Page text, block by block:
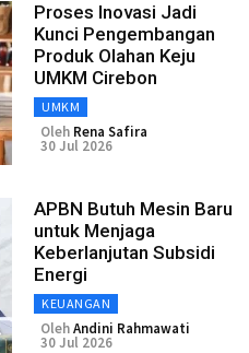
Proses Inovasi Jadi
Kunci Pengembangan
Produk Olahan Keju
UMKM Cirebon
UMKM
Oleh Rena Safira
30 Jul 2026
APBN Butuh Mesin Baru
untuk Menjaga
Keberlanjutan Subsidi
Energi
KEUANGAN
OlehAndini Rahmawati
30 Jul 2026